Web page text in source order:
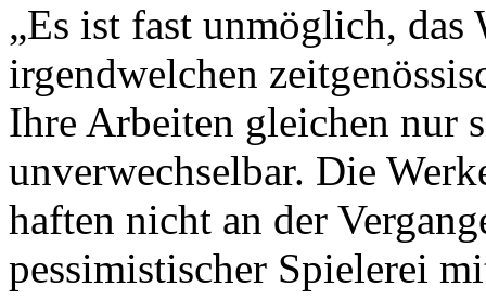
„Es ist fast unmöglich,
irgendwelchen
Ihre Arbeiten gleichen nur
unverwechselbar. Die
haften nicht an der
pessimistischer Spielerei